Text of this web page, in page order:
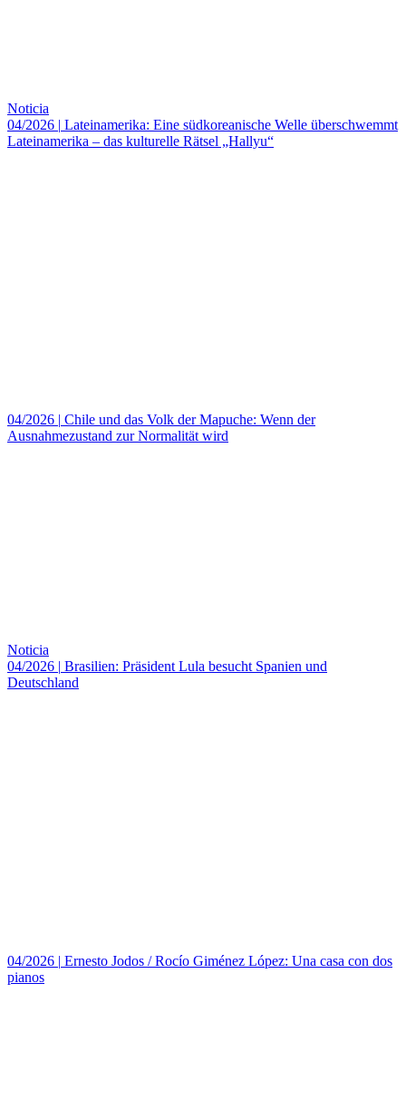
Noticia
04/2026 | Lateinamerika: Eine südkoreanische Welle überschwemmt
Lateinamerika – das kulturelle Rätsel „Hallyu“
04/2026 | Chile und das Volk der Mapuche: Wenn der
Ausnahmezustand zur Normalität wird
Noticia
04/2026 | Brasilien: Präsident Lula besucht Spanien und
Deutschland
04/2026 | Ernesto Jodos / Rocío Giménez López: Una casa con dos
pianos